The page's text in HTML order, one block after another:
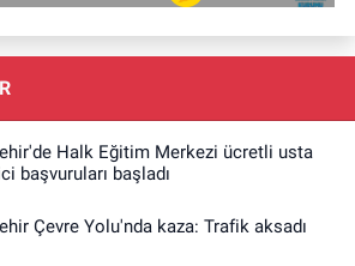
Halk Eğitim Merkezi ücretli usta
başvuruları başladı
Çevre Yolu'nda kaza: Trafik aksadı